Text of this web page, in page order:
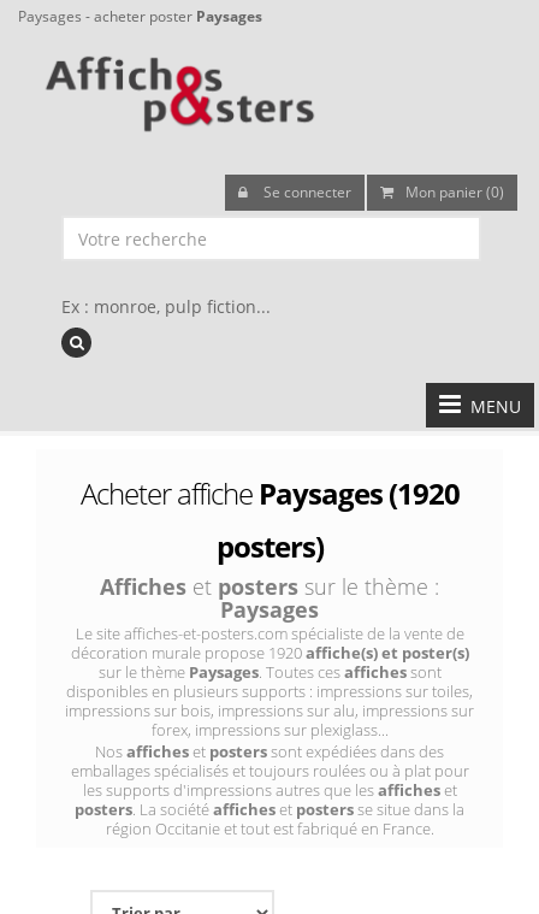
Paysages - acheter poster Paysages
Se connecter Mon panier (0)
Ex : monroe, pulp fiction...
MENU
Acheter affiche Paysages (1920
posters)
Affiches et posters sur le thème :
Paysages
Le site affiches-et-posters.com spécialiste de la vente de
décoration murale propose 1920affiche(s) et poster(s)
sur le thème Paysages. Toutes cesaffichessont
disponibles en plusieurs supports : impressions sur toiles,
impressions sur bois, impressions sur alu, impressions sur
forex, impressions sur plexiglass...
Nosafficheset posterssont expédiées dans des
emballages spécialisés et toujours roulées ou à plat pour
les supports d'impressions autres que lesafficheset
posters. La sociétéafficheset postersse situe dans la
région Occitanie et tout est fabriqué en France.